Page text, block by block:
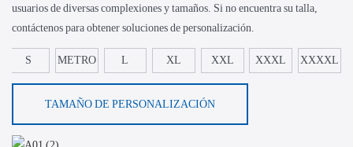
usuarios de diversas complexiones y tamaños. Si no encuentra su talla,
contáctenos para obtener soluciones de personalización.
S METRO L XL XXL XXXL XXXXL
TAMAÑO DE PERSONALIZACIÓN